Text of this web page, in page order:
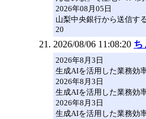
2026年08月05日
山梨中央銀行から送信す
20
2026/08/06 11:08:20 ち
2026年8月3日
生成AIを活用した業務効
2026年8月3日
生成AIを活用した業務効
2026年8月3日
生成AIを活用した業務効